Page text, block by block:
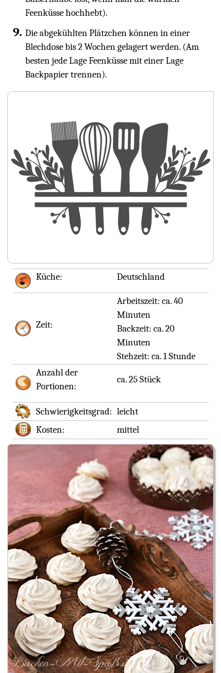
Feenküsse hochhebt).
Die abgekühlten Plätzchen können in einer
Blechdose bis 2 Wochen gelagert werden. (Am
besten jede Lage Feenküsse mit einer Lage
Backpapier trennen).
Küche: Deutschland
Zeit:
Arbeitszeit: ca. 40
Minuten
Backzeit: ca. 20
Minuten
Stehzeit: ca. 1 Stunde
Anzahl der
Portionen:
ca. 25 Stück
Schwierigkeitsgrad: leicht
Kosten:
mittel